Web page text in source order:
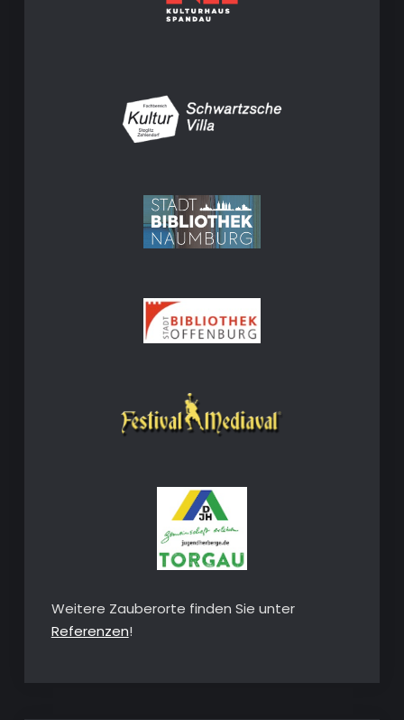
Weitere Zauberorte finden Sie unter
Referenzen!